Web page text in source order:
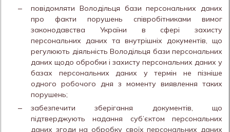
повідомляти Володільця бази персональних даних
про факти порушень співробітниками вимог
законодавства України в сфері захисту
персональних даних та внутрішніх документів, що
регулюють діяльність Володільця бази персональних
даних щодо обробки і захисту персональних даних у
базах персональних даних у термін не пізніше
одного робочого дня з моменту виявлення таких
порушень;
забезпечити зберігання документів, що
підтверджують надання суб’єктом персональних
даних згоди на обробку своїх персональних даних